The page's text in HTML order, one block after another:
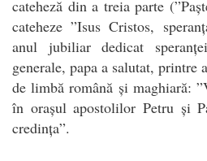
cateheză din a treia parte
cateheze ”Isus Cristos,
anul jubiliar dedicat
generale, papa a salutat, printre
de limbă română și maghiară:
în orașul apostolilor Petru și
credința”.